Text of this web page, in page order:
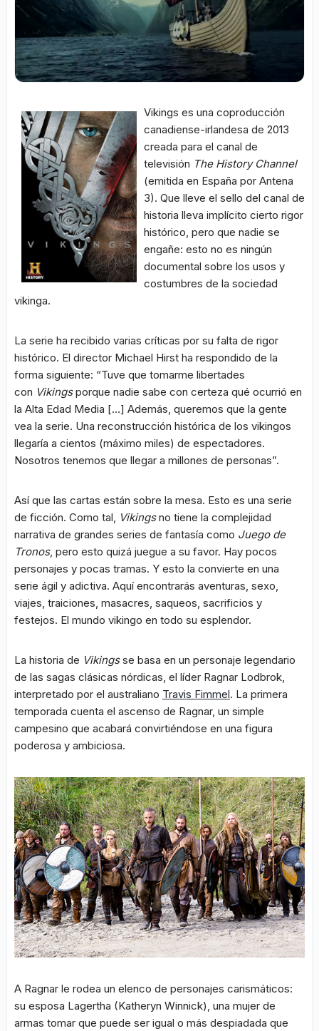
Vikings es una coproducción
canadiense-irlandesa de 2013
creada para el canal de
televisión The History Channel
(emitida en España por Antena
3). Que lleve el sello del canal de
historia lleva implícito cierto rigor
histórico, pero que nadie se
engañe: esto no es ningún
documental sobre los usos y
costumbres de la sociedad
vikinga.
La serie ha recibido varias críticas por su falta de rigor
histórico. El director Michael Hirst ha respondido de la
forma siguiente: “Tuve que tomarme libertades
con Vikingsporque nadie sabe con certeza qué ocurrió en
la Alta Edad Media […] Además, queremos que la gente
vea la serie. Una reconstrucción histórica de los vikingos
llegaría a cientos (máximo miles) de espectadores.
Nosotros tenemos que llegar a millones de personas”.
Así que las cartas están sobre la mesa. Esto es una serie
de ficción. Como tal,
Vikingsno tiene la complejidad
narrativa de grandes series de fantasía como Juego de
Tronos, pero esto quizá juegue a su favor. Hay pocos
personajes y pocas tramas. Y esto la convierte en una
serie ágil y adictiva. Aquí encontrarás aventuras, sexo,
viajes, traiciones, masacres, saqueos, sacrificios y
festejos. El mundo vikingo en todo su esplendor.
La historia de Vikingsse basa en un personaje legendario
de las sagas clásicas nórdicas, el líder Ragnar Lodbrok,
interpretado por el australiano Travis Fimmel. La primera
temporada cuenta el ascenso de Ragnar, un simple
campesino que acabará convirtiéndose en una figura
poderosa y ambiciosa.
A Ragnar le rodea un elenco de personajes carismáticos:
su esposa Lagertha (Katheryn Winnick), una mujer de
armas tomar que puede ser igual o más despiadada que